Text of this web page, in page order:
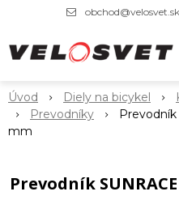
obchod@velosvet.sk
Úvod Diely na bicykel
Prevodníky
Prevodník
mm
Prevodník